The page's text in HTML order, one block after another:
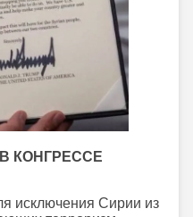
КОНГРЕССЕ
исключения Сирии из